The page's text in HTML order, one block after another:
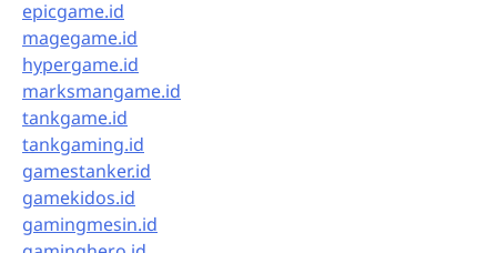
epicgame.id
magegame.id
hypergame.id
marksmangame.id
tankgame.id
tankgaming.id
gamestanker.id
gamekidos.id
gamingmesin.id